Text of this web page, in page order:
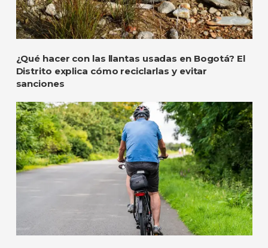
¿Qué hacer con las llantas usadas en Bogotá? El
Distrito explica cómo reciclarlas y evitar
sanciones